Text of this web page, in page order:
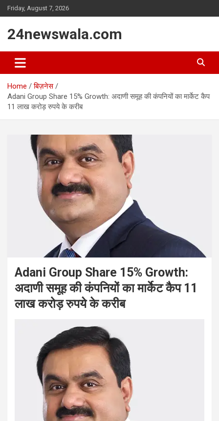
Skip
to
Friday, August 7, 2026
24newswala.com
Home
बिज़नेस
Adani Group Share 15% Growth: अदाणी समूह की कंपनियों का मार्केट कैप
11 लाख करोड़ रुपये के करीब
Adani Group Share 15% Growth:
अदाणी समूह की कंपनियों का मार्केट कैप 11
लाख करोड़ रुपये के करीब